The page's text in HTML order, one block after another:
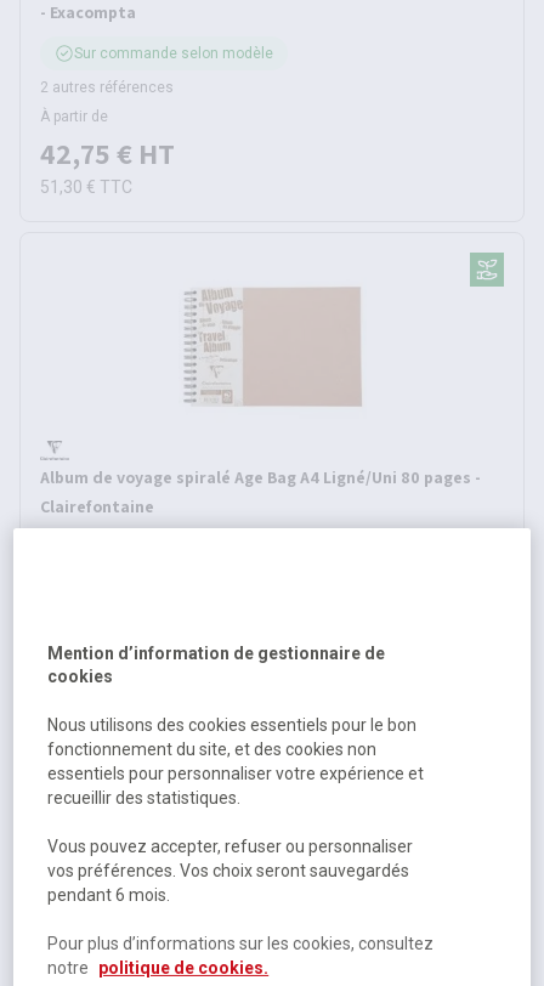
- Exacompta
Sur commande selon modèle
2 autres références
À partir de
42,75 € HT
51,30 € TTC
Album de voyage spiralé Age Bag A4 Ligné/Uni 80 pages -
Clairefontaine
11,85 € HT
14,22 €TTC
Album de voyage spiralé Age Bag A5 Ligné/Uni 80 pages -
Mention d’information de gestionnaire de
cookies
Nous utilisons des cookies essentiels pour le bon
fonctionnement du site, et des cookies non
essentiels pour personnaliser votre expérience et
recueillir des statistiques.
Vous pouvez accepter, refuser ou personnaliser
vos préférences. Vos choix seront sauvegardés
pendant 6 mois.
Pour plus d’informations sur les cookies, consultez
notre
politique de cookies.